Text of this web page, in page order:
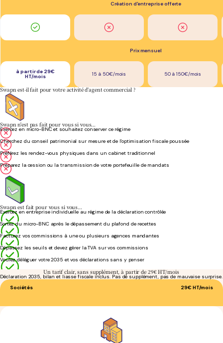
Création d'entreprise offerte
Prix mensuel
à partir de 29€
HT/mois 15 à 50€/mois 50 à 150€/mois
Swapn est-il fait pour votre activité d'agent commercial ?
Swapn n'est pas fait pour vous si vous…
Exercez en micro-BNC et souhaitez conserver ce régime
Cherchez du conseil patrimonial sur mesure et de l'optimisation fiscale poussée
Préférez les rendez-vous physiques dans un cabinet traditionnel
Préparez la cession ou la transmission de votre portefeuille de mandats
Swapn est fait pour vous si vous…
Exercez en entreprise individuelle au régime de la déclaration contrôlée
Sortez du micro-BNC après le dépassement du plafond de recettes
Facturez vos commissions à une ou plusieurs agences mandantes
Dépassez les seuils et devez gérer la TVA sur vos commissions
Voulez déléguer votre 2035 et vos déclarations sans y penser
Un tarif clair, sans supplément, à partir de 29€ HT/mois
Déclaration 2035, bilan et liasse fiscale inclus. Pas de supplément, pas de mauvaise surprise.
Sociétés
29€ HT/mois